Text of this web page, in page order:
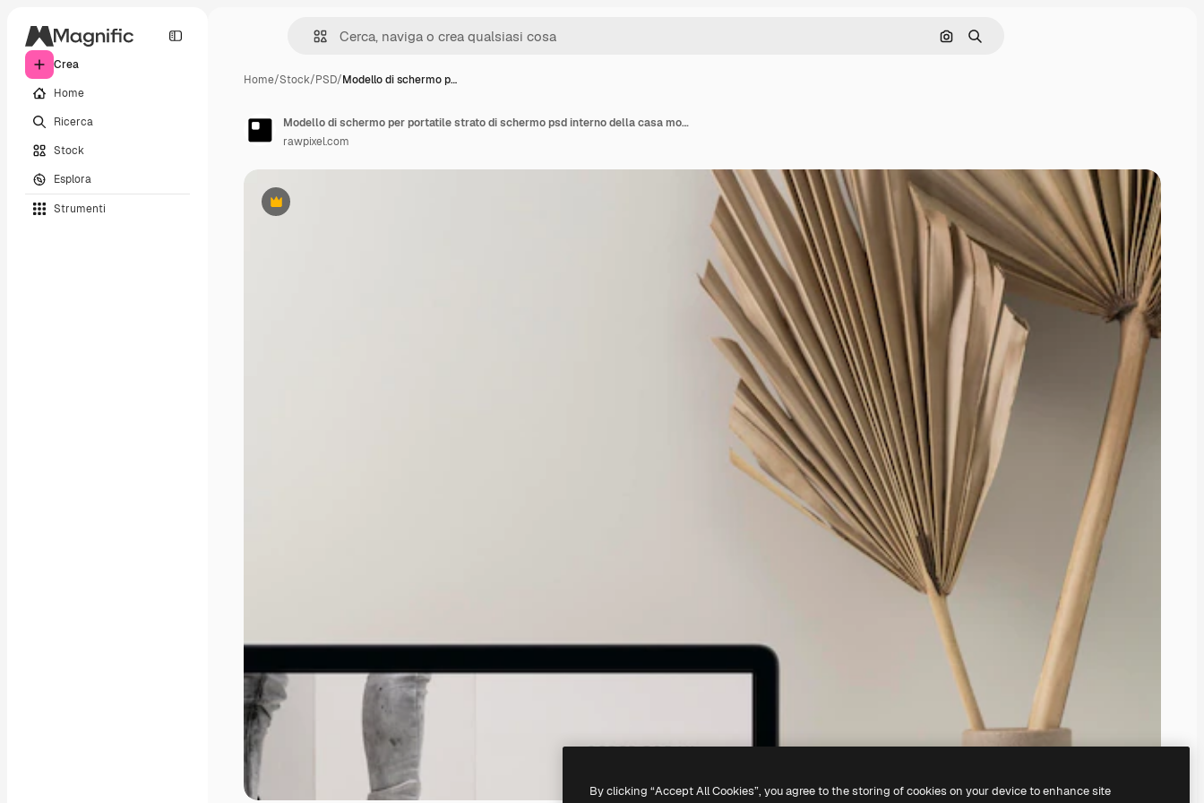
Crea
Home
Ricerca
Stock
Esplora
Strumenti
Cerca per immagine
Ricerca
Home/Stock/PSD/Modello di schermo p…
Premium
Modello di schermo per portatile strato di schermo psd interno della casa moderna
rawpixel.com
By clicking “Accept All Cookies”, you agree to the storing of cookies on your device to enhance site